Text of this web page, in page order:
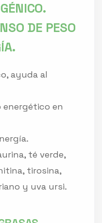
DE PESO
ayuda al
en
té verde,
tirosina,
y uva ursi.